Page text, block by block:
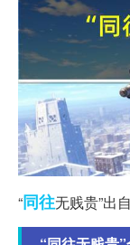
“同往无贱贵”出